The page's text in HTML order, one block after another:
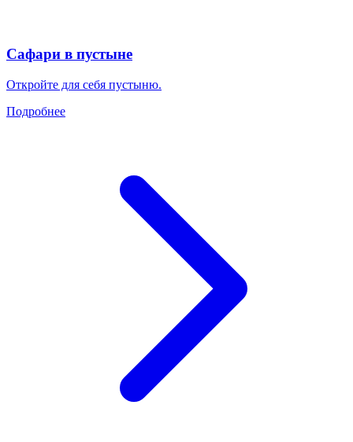
Сафари в пустыне
Откройте для себя пустыню.
Подробнее